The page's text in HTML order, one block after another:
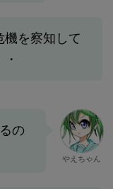
を察知して
の
やえちゃん